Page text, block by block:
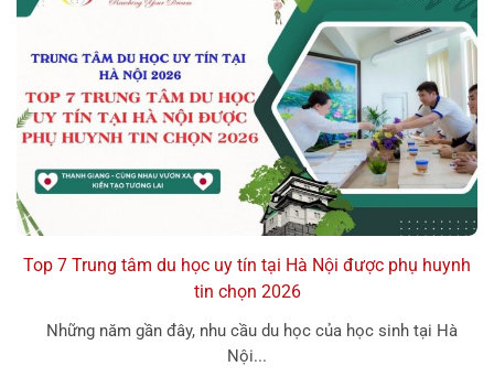
Top 7 Trung tâm du học uy tín tại Hà Nội được phụ huynh
tin chọn 2026
Những năm gần đây, nhu cầu du học của học sinh tại Hà
Nội...